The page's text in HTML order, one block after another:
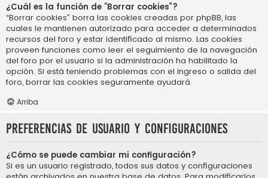
¿Cuál es la función de “Borrar cookies”?
“Borrar cookies” borra las cookies creadas por phpBB, las
cuales le mantienen autorizado para acceder a determinados
recursos del foro y estar identificado al mismo. Las cookies
proveen funciones como leer el seguimiento de la navegación
del foro por el usuario si la administración ha habilitado la
opción. Si está teniendo problemas con el ingreso o salida del
foro, borrar las cookies seguramente ayudará.
Arriba
Preferencias de usuario y configuraciones
¿Cómo se puede cambiar mi configuración?
Si es un usuario registrado, todos sus datos y configuraciones